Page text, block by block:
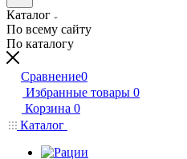
Каталог
По всему сайту
По каталогу
Сравнение0
Избранные товары 0
Корзина 0
Каталог